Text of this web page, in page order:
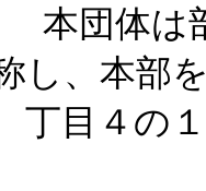
団体は部
し、本部
１１